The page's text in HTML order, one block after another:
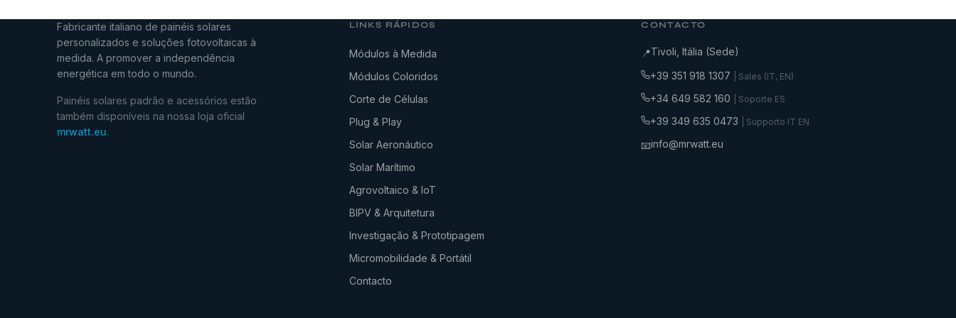
Fabricante italiano de painéis solares
personalizados e soluções fotovoltaicas à
medida. A promover a independência
energética em todo o mundo.
Painéis solares padrão e acessórios estão
também disponíveis na nossa loja oficial
mrwatt.eu.
LINKS RÁPIDOS
Módulos à Medida
Módulos Coloridos
Corte de Células
Plug & Play
Solar Aeronáutico
Solar Marítimo
Agrovoltaico & IoT
BIPV & Arquitetura
Investigação & Prototipagem
Micromobilidade & Portátil
Contacto
CONTACTO
📍Tivoli, Itália (Sede)
+39 351 918 1307
| Sales (IT, EN)
+34 649 582 160 | Soporte ES
+39 349 635 0473 | Supporto IT EN
📧info@mrwatt.eu